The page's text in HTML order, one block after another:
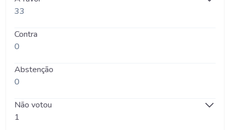
33
Contra
0
Abstenção
0
Não votou
1